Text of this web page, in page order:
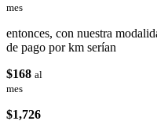
mes
entonces, con nuestra
de pago por km serían
$168 al
mes
$1,726